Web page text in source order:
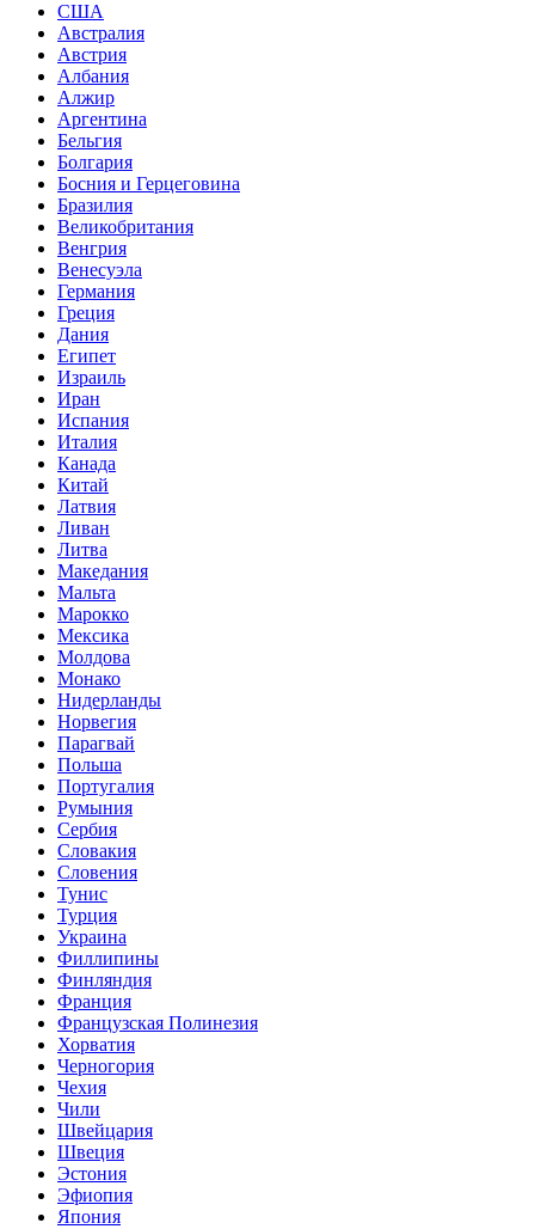
США
Австралия
Австрия
Албания
Алжир
Аргентина
Бельгия
Болгария
Босния и Герцеговина
Бразилия
Великобритания
Венгрия
Венесуэла
Германия
Греция
Дания
Египет
Израиль
Иран
Испания
Италия
Канада
Китай
Латвия
Ливан
Литва
Македания
Мальта
Марокко
Мексика
Молдова
Монако
Нидерланды
Норвегия
Парагвай
Польша
Португалия
Румыния
Сербия
Словакия
Словения
Тунис
Турция
Украина
Филлипины
Финляндия
Франция
Французская Полинезия
Хорватия
Черногория
Чехия
Чили
Швейцария
Швеция
Эстония
Эфиопия
Япония